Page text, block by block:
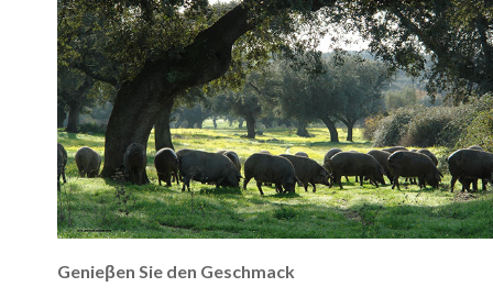
Genieβen Sie den Geschmack